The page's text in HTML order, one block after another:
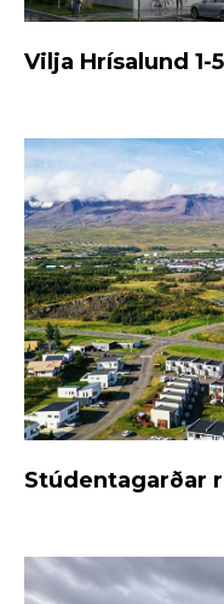
Vilja Hrísalund 1-
Stúdentagarðar